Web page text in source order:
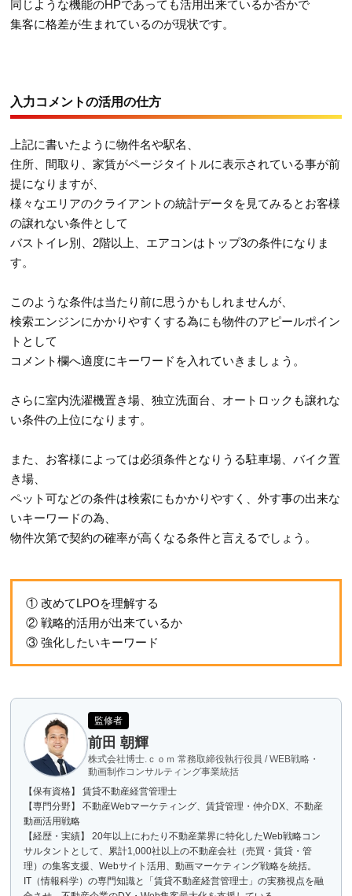
同じような機能のHPであっても活用出来ているか否かで
集客に格差が生まれているのが現状です。
入力コメントの活用の仕方
上記に書いたように物件名や駅名、
住所、間取り、家賃がページタイトルに表示されている事が前
提になりますが、
様々なエリアのクライアントの統計データを見てみるとお客様
の譲れない条件として
バストイレ別、2階以上、エアコンはトップ3の条件になりま
す。
このような条件は当たり前に思うかもしれませんが、
検索エンジンにかかりやすくする為にも物件のアピールポイン
トとして
コメント欄へ適度にキーワードを入れていきましょう。
さらに室内洗濯機置き場、独立洗面台、オートロックも譲れな
い条件の上位になります。
また、お客様によっては必須条件となりうる駐車場、バイク置
き場、
ペット可などの条件は検索にもかかりやすく、外す事の出来な
いキーワードの為、
物件次第で契約の確率が高くなる条件と言えるでしょう。
① 改めてLPOを理解する
② 戦略的活用が出来ているか
③ 強化したいキーワード
監修者
前田 朝輝
株式会社博士.ｃｏｍ 常務取締役執行役員 / WEB戦略・
動画制作コンサルティング事業統括
【保有資格】 賃貸不動産経営管理士
【専門分野】 不動産Webマーケティング、賃貸管理・仲介DX、不動産
動画活用戦略
【経歴・実績】 20年以上にわたり不動産業界に特化したWeb戦略コン
サルタントとして、累計1,000社以上の不動産会社（売買・賃貸・管
理）の集客支援、Webサイト活用、動画マーケティング戦略を統括。
IT（情報科学）の専門知識と「賃貸不動産経営管理士」の実務視点を融